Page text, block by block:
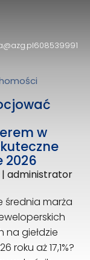
608539991
w
2026
| administrator
średnia marża
giełdzie
roku aż 17,1%?